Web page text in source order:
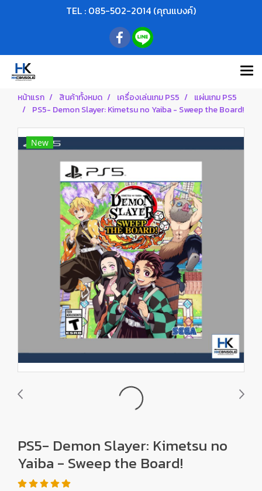
TEL : 085-502-2014 (คุณแบงค์)
หน้าแรก สินค้าทั้งหมด เครื่องเล่นเกม PS5
แผ่นเกม PS5
PS5- Demon Slayer: Kimetsu no Yaiba - Sweep the Board!
New
PS5- Demon Slayer: Kimetsu no
Yaiba - Sweep the Board!